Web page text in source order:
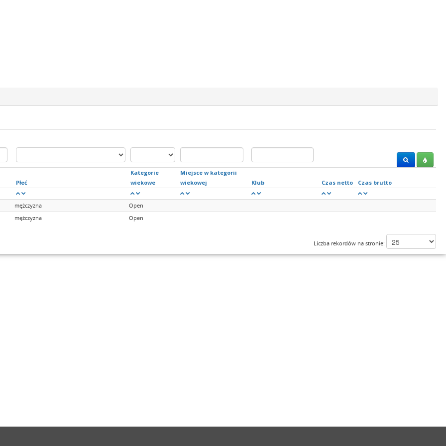
Płeć
Kategorie
wiekowe
Miejsce w kategorii
wiekowej
Klub Czas netto Czas brutto
mężczyzna
Open
mężczyzna Open
Liczba rekordów na stronie: